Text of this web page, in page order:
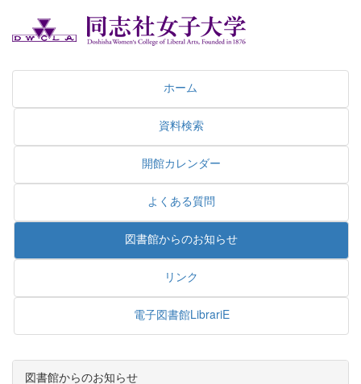
ホーム
資料検索
開館カレンダー
よくある質問
図書館からのお知らせ
リンク
電子図書館LibrariE
図書館からのお知らせ